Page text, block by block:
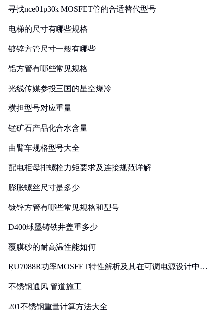
寻找nce01p30k MOSFET管的合适替代型号
电梯的尺寸有哪些规格
镀锌方管尺寸一般有哪些
铝方管有哪些常见规格
光线传媒参投三国的星空爆冷
横担型号对应重量
锰矿石产品化合水含量
曲臂车规格型号大全
配电柜母排螺栓力矩要求及连接规范详解
膨胀螺丝尺寸是多少
镀锌方管有哪些常见规格和型号
D400球墨铸铁井盖重多少
覆膜砂的耐高温性能如何
RU7088R功率MOSFET特性解析及其在可调电源设计中的
不锈钢通风 管道施工
201不锈钢重量计算方法大全